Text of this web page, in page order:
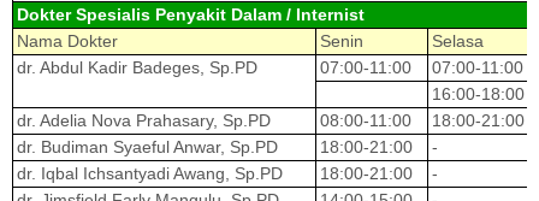
Dokter Spesialis Penyakit Dalam / Internist
Nama Dokter
Senin
Selasa
dr. Abdul Kadir Badeges, Sp.PD
07:00-11:00
07:00-11:00
16:00-18:00
dr. Adelia Nova Prahasary, Sp.PD
08:00-11:00
18:00-21:00
dr. Budiman Syaeful Anwar, Sp.PD
18:00-21:00
-
dr. Iqbal Ichsantyadi Awang, Sp.PD
18:00-21:00
-